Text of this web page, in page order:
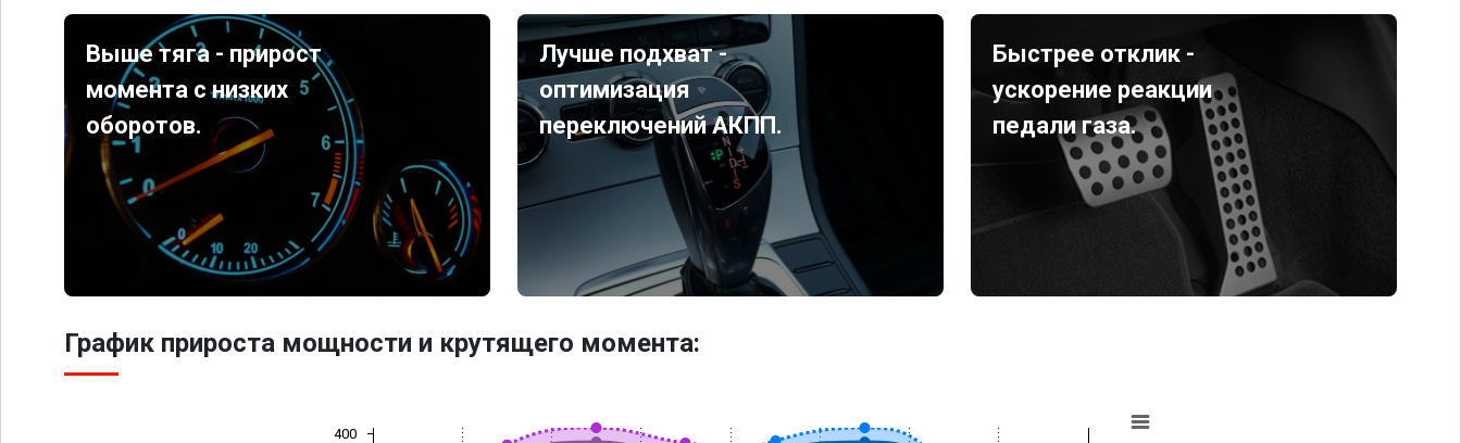
Выше тяга - прирост
момента с низких
оборотов.
Лучше подхват -
оптимизация
переключений АКПП.
Быстрее отклик -
ускорение реакции
педали газа.
График прироста мощности и крутящего момента:
400